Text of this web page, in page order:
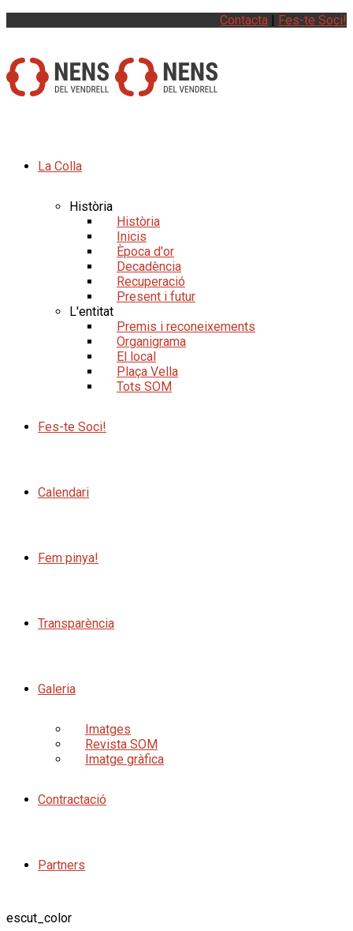
Contacta | Fes-te Soci!
La Colla
Història
Història
Inicis
Època d'or
Decadència
Recuperació
Present i futur
L'entitat
Premis i reconeixements
Organigrama
El local
Plaça Vella
Tots SOM
Fes-te Soci!
Calendari
Fem pinya!
Transparència
Galeria
Imatges
Revista SOM
Imatge gràfica
Contractació
Partners
escut_color